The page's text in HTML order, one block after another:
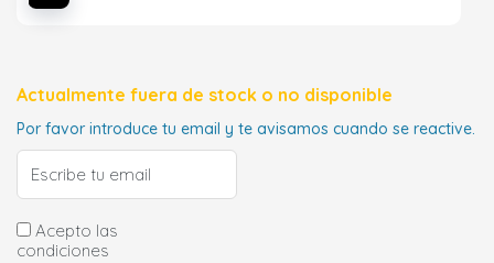
Actualmente fuera de stock o no disponible
Por favor introduce tu email y te avisamos cuando se reactive.
Acepto las
condiciones